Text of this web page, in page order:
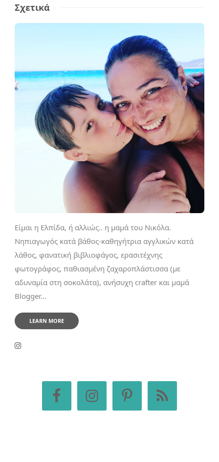
Σχετικά
Είμαι η Ελπίδα, ή αλλιώς.. η μαμά του Νικόλα.
Νηπιαγωγός κατά βάθος-καθηγήτρια αγγλικών κατά
λάθος, φανατική βιβλιοφάγος, ερασιτέχνης
φωτογράφος, παθιασμένη ζαχαροπλάστισσα (με
αδυναμία στη σοκολάτα), ανήσυχη crafter και μαμά
Blogger...
LEARN MORE